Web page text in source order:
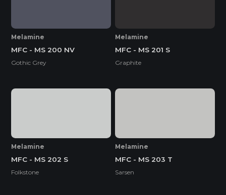
Melamine
MFC - MS 200 NV
Gothic Grey
Melamine
MFC - MS 201 S
Graphite
Melamine
MFC - MS 202 S
Folkstone
Melamine
MFC - MS 203 T
Sarsen